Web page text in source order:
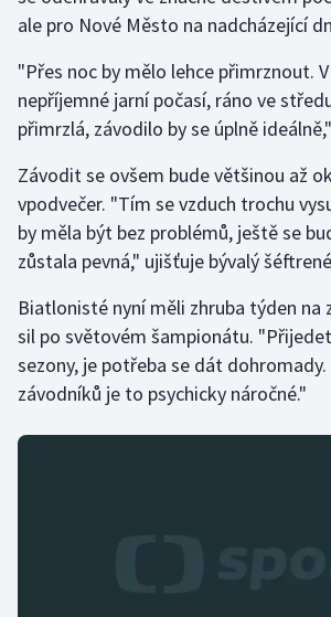
ale pro Nové Město na nadcházející
"Přes noc by mělo lehce přimrznout.
nepříjemné jarní počasí, ráno ve
přimrzlá, závodilo by se úplně
Závodit se ovšem bude většinou až
vpodvečer. "Tím se vzduch trochu
by měla být bez problémů, ještě se
zůstala pevná," ujišťuje bývalý
Biatlonisté nyní měli zhruba týden na
sil po světovém šampionátu.
sezony, je potřeba se dát
závodníků je to psychicky náročné."